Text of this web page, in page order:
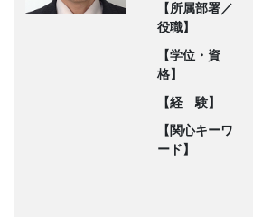
【所属部署／
役職】
【学位・資
格】
【経 験】
【関心キーワ
ード】